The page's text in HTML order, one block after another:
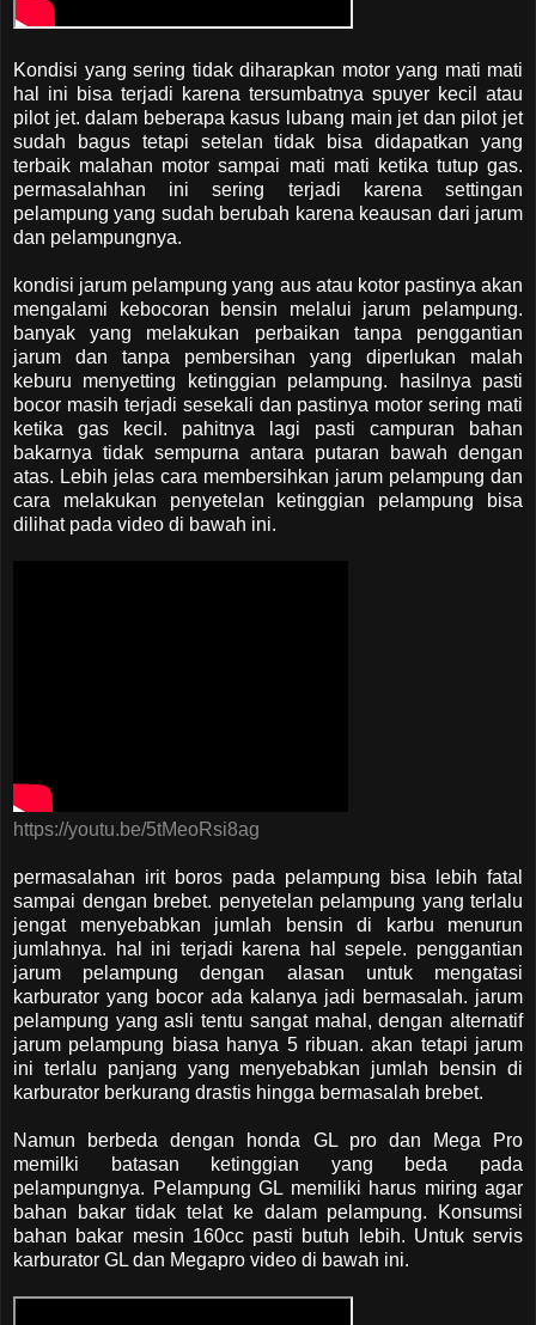
Kondisi yang sering tidak diharapkan motor yang mati mati
hal ini bisa terjadi karena tersumbatnya spuyer kecil atau
pilot jet. dalam beberapa kasus lubang main jet dan pilot jet
sudah bagus tetapi setelan tidak bisa didapatkan yang
terbaik malahan motor sampai mati mati ketika tutup gas.
permasalahhan ini sering terjadi karena settingan
pelampung yang sudah berubah karena keausan dari jarum
dan pelampungnya.
kondisi jarum pelampung yang aus atau kotor pastinya akan
mengalami kebocoran bensin melalui jarum pelampung.
banyak yang melakukan perbaikan tanpa penggantian
jarum dan tanpa pembersihan yang diperlukan malah
keburu menyetting ketinggian pelampung. hasilnya pasti
bocor masih terjadi sesekali dan pastinya motor sering mati
ketika gas kecil. pahitnya lagi pasti campuran bahan
bakarnya tidak sempurna antara putaran bawah dengan
atas. Lebih jelas cara membersihkan jarum pelampung dan
cara melakukan penyetelan ketinggian pelampung bisa
dilihat pada video di bawah ini.
https://youtu.be/5tMeoRsi8ag
permasalahan irit boros pada pelampung bisa lebih fatal
sampai dengan brebet. penyetelan pelampung yang terlalu
jengat menyebabkan jumlah bensin di karbu menurun
jumlahnya. hal ini terjadi karena hal sepele. penggantian
jarum pelampung dengan alasan untuk mengatasi
karburator yang bocor ada kalanya jadi bermasalah. jarum
pelampung yang asli tentu sangat mahal, dengan alternatif
jarum pelampung biasa hanya 5 ribuan. akan tetapi jarum
ini terlalu panjang yang menyebabkan jumlah bensin di
karburator berkurang drastis hingga bermasalah brebet.
Namun berbeda dengan honda GL pro dan Mega Pro
memilki batasan ketinggian yang beda pada
pelampungnya. Pelampung GL memiliki harus miring agar
bahan bakar tidak telat ke dalam pelampung. Konsumsi
bahan bakar mesin 160cc pasti butuh lebih. Untuk servis
karburator GL dan Megapro video di bawah ini.